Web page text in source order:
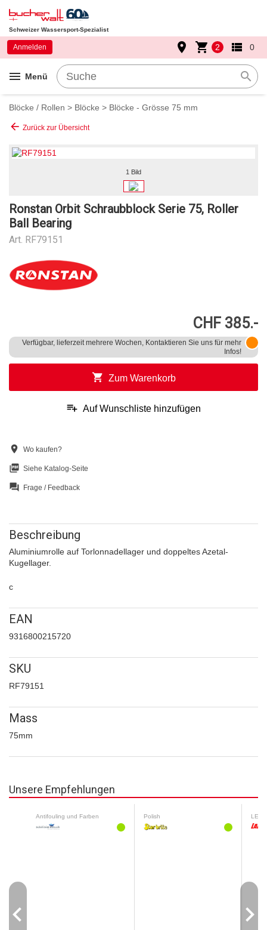
Schweizer Wassersport-Spezialist
menu Menü search
Anmelden place shopping_cart 2 view_list 0
Blöcke / Rollen > Blöcke > Blöcke - Grösse 75 mm
arrow_back Zurück zur Übersicht
1 Bild
Ronstan Orbit Schraubblock Serie 75, Roller
Ball Bearing
Art. RF79151
CHF 385.-
Verfügbar, lieferzeit mehrere Wochen, Kontaktieren Sie uns für mehr
Infos!
shopping_cart Zum Warenkorb
playlist_add Auf Wunschliste hinzufügen
location_on Wo kaufen?
picture_as_pdf Siehe Katalog-Seite
question_answer Frage / Feedback
Beschreibung
Aluminiumrolle auf Torlonnadellager und doppeltes Azetal-
Kugellager.
c
EAN
9316800215720
SKU
RF79151
Mass
75mm
Unsere Empfehlungen
Antifouling und Farben Polish LED-
navigate_before navigate_next